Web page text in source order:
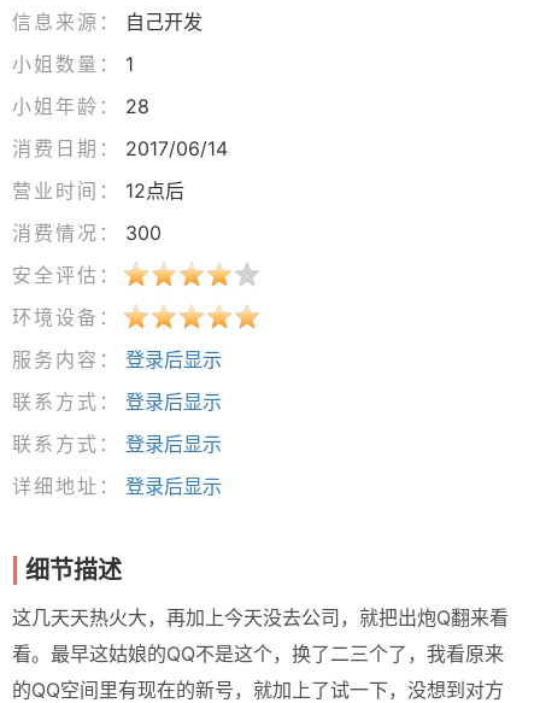
信息来源：
自己开发
小姐数量：
1
小姐年龄：
28
消费日期：
2017/06/14
营业时间：
12点后
消费情况：
300
安全评估：
环境设备：
服务内容：
登录后显示
联系方式：
登录后显示
联系方式：
登录后显示
详细地址：
登录后显示
细节描述
这几天天热火大，再加上今天没去公司，就把出炮Q翻来看
看。最早这姑娘的QQ不是这个，换了二三个了，我看原来
的QQ空间里有现在的新号，就加上了试一下，没想到对方